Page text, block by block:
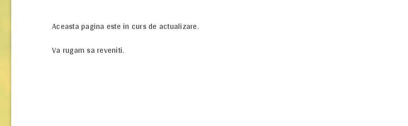
Aceasta pagina este in curs de actualizare.
Va rugam sa reveniti.